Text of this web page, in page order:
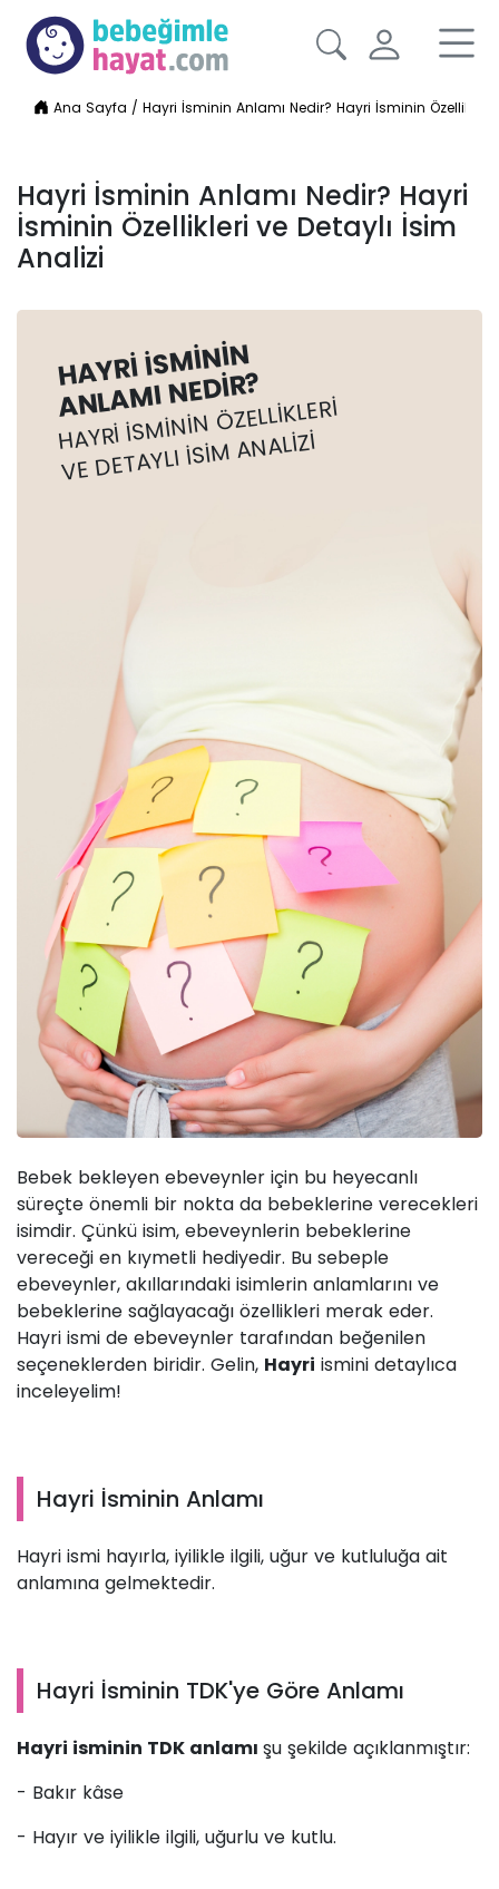
Ana Sayfa /Hayri İsminin Anlamı Nedir? Hayri İsminin Özellikleri
Hayri İsminin Anlamı Nedir? Hayri
İsminin Özellikleri ve Detaylı İsim
Analizi
HAYRI İSMININ
ANLAMI NEDIR?
HAYRI İSMININ ÖZELLIKLERI
VE DETAYLI İSIM ANALIZI
Bebek bekleyen ebeveynler için bu heyecanlı
süreçte önemli bir nokta da bebeklerine verecekleri
isimdir. Çünkü isim, ebeveynlerin bebeklerine
vereceği en kıymetli hediyedir. Bu sebeple
ebeveynler, akıllarındaki isimlerin anlamlarını ve
bebeklerine sağlayacağı özellikleri merak eder.
Hayri ismi de ebeveynler tarafından beğenilen
seçeneklerden biridir. Gelin, Hayri ismini detaylıca
inceleyelim!
Hayri İsminin Anlamı
Hayri ismi hayırla, iyilikle ilgili, uğur ve kutluluğa ait
anlamına gelmektedir.
Hayri İsminin TDK'ye Göre Anlamı
Hayri isminin TDK anlamı şu şekilde açıklanmıştır:
- Bakır kâse
- Hayır ve iyilikle ilgili, uğurlu ve kutlu.